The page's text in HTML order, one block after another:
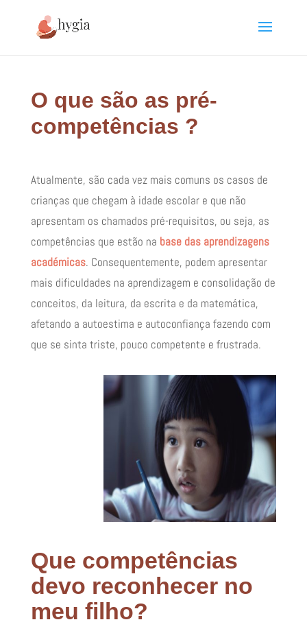
O que são as pré-
competências ?
Atualmente, são cada vez mais comuns os casos de
crianças que chegam à idade escolar e que não
apresentam os chamados pré-requisitos, ou seja, as
competências que estão na base das aprendizagens
académicas. Consequentemente, podem apresentar
mais dificuldades na aprendizagem e consolidação de
conceitos, da leitura, da escrita e da matemática,
afetando a autoestima e autoconfiança fazendo com
que se sinta triste, pouco competente e frustrada.
Que competências
devo reconhecer no
meu filho?